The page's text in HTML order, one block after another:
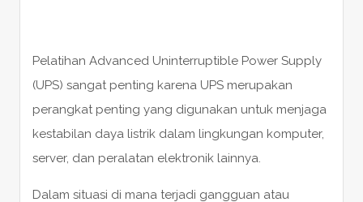
Pelatihan Advanced Uninterruptible Power Supply
(UPS) sangat penting karena UPS merupakan
perangkat penting yang digunakan untuk menjaga
kestabilan daya listrik dalam lingkungan komputer,
server, dan peralatan elektronik lainnya.
Dalam situasi di mana terjadi gangguan atau